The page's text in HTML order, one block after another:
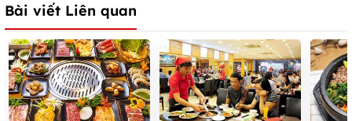
Bài viết Liên quan